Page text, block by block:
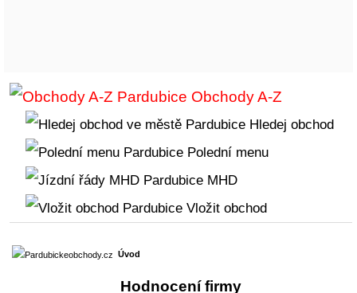
Obchody A-Z
Hledej obchod
Polední menu
MHD
Vložit obchod
Úvod
Hodnocení firmy